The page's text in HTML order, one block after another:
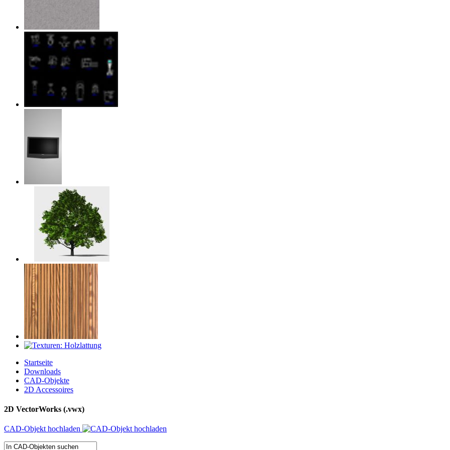
Startseite
Downloads
CAD-Objekte
2D Accessoires
2D VectorWorks (.vwx)
CAD-Objekt hochladen